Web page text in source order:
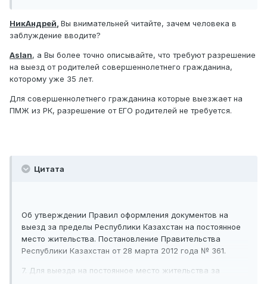
НикАндрей, Вы внимательней читайте, зачем человека в
заблуждение вводите?
Aslan, а Вы более точно описывайте, что требуют разрешение
на выезд от родителей совершеннолетнего гражданина,
которому уже 35 лет.
Для совершеннолетнего гражданина которые выезжает на
ПМЖ из РК, разрешение от ЕГО родителей не требуется.
Цитата
Об утверждении Правил оформления документов на
выезд за пределы Республики Казахстан на постоянное
место жительства. Постановление Правительства
Республики Казахстан от 28 марта 2012 года № 361.
7. Для выезда на постоянное место жительства за